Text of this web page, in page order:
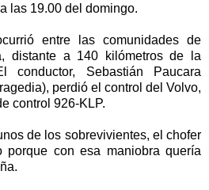
las 19.00 del domingo.
entre las comunidades de
distante a 140 kilómetros de la
conductor, Sebastián Paucara
perdió el control del Volvo,
control 926-KLP.
de los sobrevivientes, el chofer
porque con esa maniobra quería